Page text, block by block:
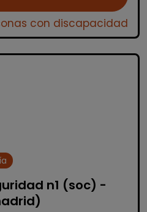
con discapacidad
n1 (soc) -